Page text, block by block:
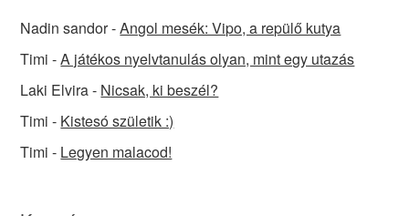
Nadin sandor-Angol mesék: Vipo, a repülő kutya
Timi -A játékos nyelvtanulás olyan, mint egy utazás
Laki Elvira- Nicsak, ki beszél?
Timi - Kistesó születik :)
Timi - Legyen malacod!